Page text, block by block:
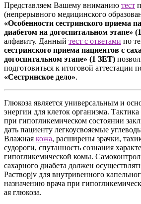
Представляем Вашему вниманию тест
(непрерывного медицинского
«Особенности сестринского приема
диабетом на догоспитальном этапе»
алфавиту. Данный тест с ответами по
сестринского приема пациентов с
догоспитальном этапе» (1 ЗЕТ)
подготовиться к итоговой аттестации
«Сестринское дело».
Глюкоза является универсальным и
энергии для клеток организма.
при гипогликемическом состоянии
дать пациенту легкоусвояемые
Влажная кожа, расширены зрачки,
судороги, спутанность сознания
гипогликемической комы.
сахарного диабета должен
Растворjv для внутривенного
назначению врача при
ая глюкоза.